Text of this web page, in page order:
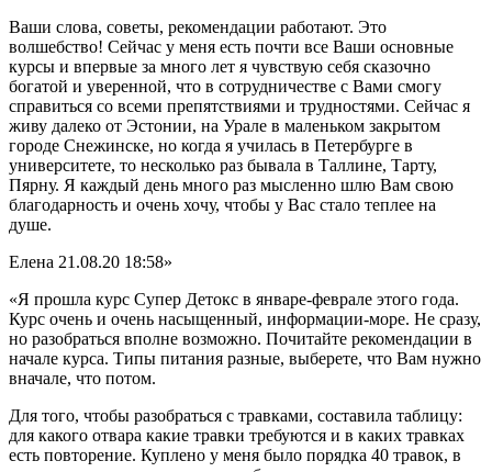
Ваши слова, советы, рекомендации работают. Это
волшебство! Сейчас у меня есть почти все Ваши основные
курсы и впервые за много лет я чувствую себя сказочно
богатой и уверенной, что в сотрудничестве с Вами смогу
справиться со всеми препятствиями и трудностями. Сейчас я
живу далеко от Эстонии, на Урале в маленьком закрытом
городе Снежинске, но когда я училась в Петербурге в
университете, то несколько раз бывала в Таллине, Тарту,
Пярну. Я каждый день много раз мысленно шлю Вам свою
благодарность и очень хочу, чтобы у Вас стало теплее на
душе.
Елена 21.08.20 18:58»
«Я прошла курс Супер Детокс в январе-феврале этого года.
Курс очень и очень насыщенный, информации-море. Не сразу,
но разобраться вполне возможно. Почитайте рекомендации в
начале курса. Типы питания разные, выберете, что Вам нужно
вначале, что потом.
Для того, чтобы разобраться с травками, составила таблицу:
для какого отвара какие травки требуются и в каких травках
есть повторение. Куплено у меня было порядка 40 травок, в